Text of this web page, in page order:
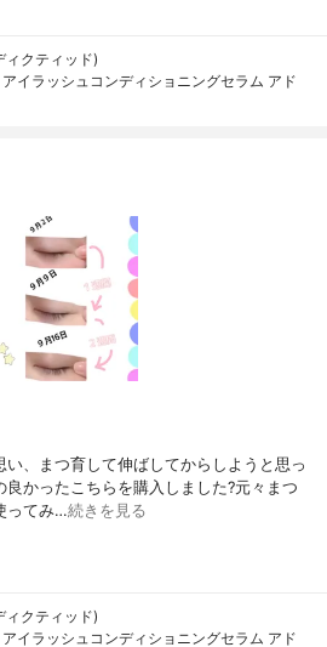
クティッド)
イラッシュコンディショニングセラム アド
い、まつ育して伸ばしてからしようと思っ
かったこちらを購入しました?元々まつ
ってみ…続きを見る
クティッド)
イラッシュコンディショニングセラム アド